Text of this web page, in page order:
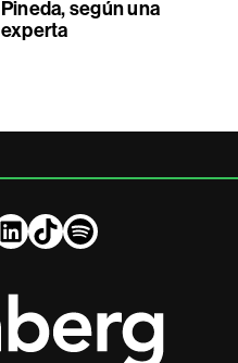
Pineda, según una
experta